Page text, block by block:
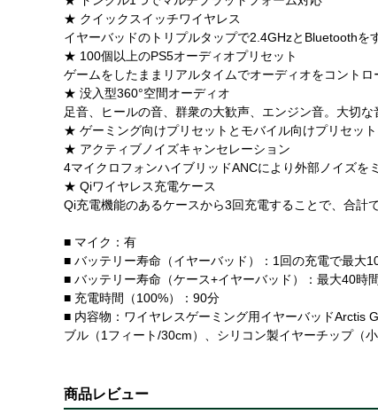
★ クイックスイッチワイヤレス
イヤーバッドのトリプルタップで2.4GHzとBluetoothを
★ 100個以上のPS5オーディオプリセット
ゲームをしたままリアルタイムでオーディオをコント
★ 没入型360°空間オーディオ
足音、ヒールの音、群衆の大歓声、エンジン音。大切
★ ゲーミング向けプリセットとモバイル向けプリセッ
★ アクティブノイズキャンセレーション
4マイクロフォンハイブリッドANCにより外部ノイズ
★ Qiワイヤレス充電ケース
Qi充電機能のあるケースから3回充電することで、合計
■ マイク：有
■ バッテリー寿命（イヤーバッド）：1回の充電で最大
■ バッテリー寿命（ケース+イヤーバッド）：最大40時
■ 充電時間（100%）：90分
■ 内容物：ワイヤレスゲーミング用イヤーバッドArctis
ブル（1フィート/30cm）、シリコン製イヤーチップ（
商品レビュー